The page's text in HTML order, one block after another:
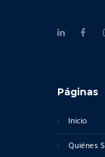
Páginas
Inicio
Quiénes